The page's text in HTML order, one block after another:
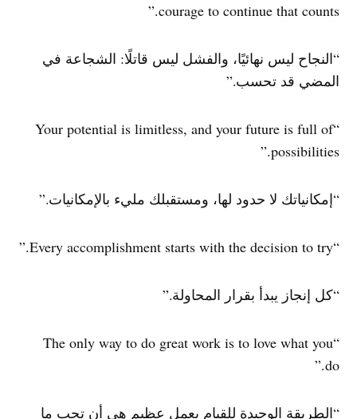
courage to continue that counts.”
“النجاح ليس نهائيًا، والفشل ليس قاتلًا: الشجاعة في
المضي قد تحسب.”
“Your potential is limitless, and your future is full of
possibilities.”
“إمكانياتك لا حدود لها، ومستقبلك مليء بالإمكانيات.”
“Every accomplishment starts with the decision to try.”
“كل إنجاز يبدأ بقرار المحاولة.”
“The only way to do great work is to love what you
do.”
“الطريقة الوحيدة للقيام بعمل عظيم هي أن تحب ما